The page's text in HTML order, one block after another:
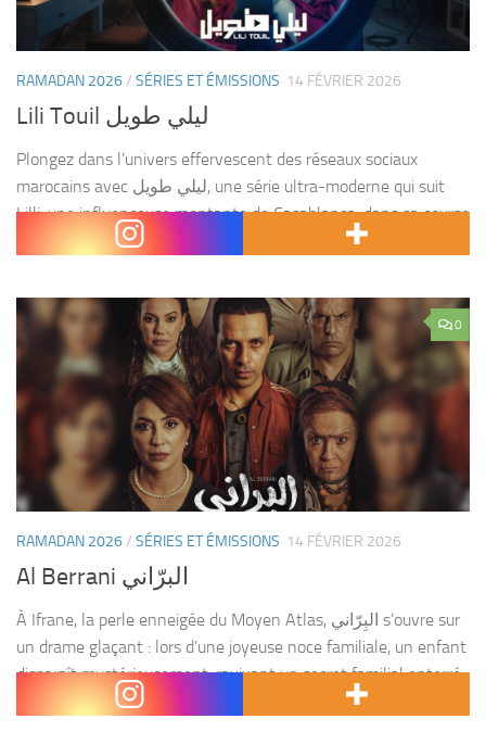
RAMADAN 2026/ SÉRIES ET ÉMISSIONS 14 FÉVRIER 2026
Lili Touil ليلي طويل
Plongez dans l’univers effervescent des réseaux sociaux
marocains avec ليلي طويل, une série ultra-moderne qui suit
Lilli, une influenceuse montante de Casablanca, dans sa course
à la gloire digitale. Entre rivalités féroces avec d’autres...
0
RAMADAN 2026/ SÉRIES ET ÉMISSIONS 14 FÉVRIER 2026
Al Berrani البرّاني
À Ifrane, la perle enneigée du Moyen Atlas, البِرّاني s’ouvre sur
un drame glaçant : lors d’une joyeuse noce familiale, un enfant
disparaît mystérieusement, ravivant un secret familial enterré
depuis vingt ans. L’arrivée d’un...